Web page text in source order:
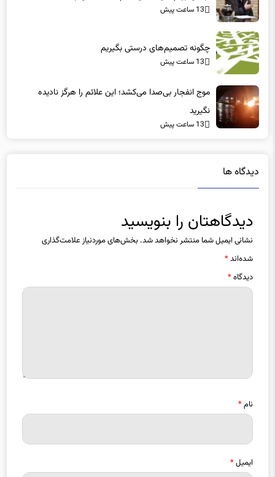
13 ساعت پیش
نگیرید
13 ساعت پیش
نشانی ایمیل شما منتشر نخواهد شد.بخش‌های موردنیاز علامت‌گذاری
شده‌اند*
دیدگاه*
ایمیل*